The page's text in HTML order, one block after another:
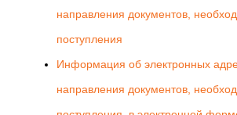
направления документов,
поступления
Информация об электронных
направления документов,